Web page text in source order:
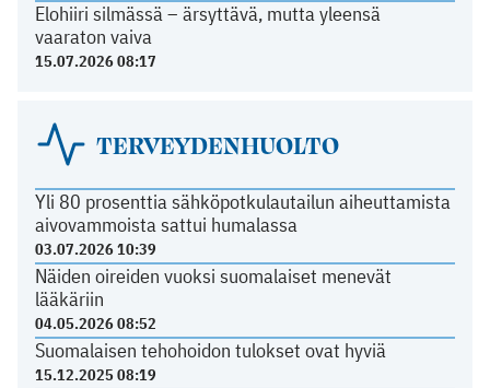
Elohiiri silmässä – ärsyttävä, mutta yleensä
vaaraton vaiva
15.07.2026 08:17
TERVEYDENHUOLTO
Yli 80 prosenttia sähköpotkulautailun aiheuttamista
aivovammoista sattui humalassa
03.07.2026 10:39
Näiden oireiden vuoksi suomalaiset menevät
lääkäriin
04.05.2026 08:52
Suomalaisen tehohoidon tulokset ovat hyviä
15.12.2025 08:19